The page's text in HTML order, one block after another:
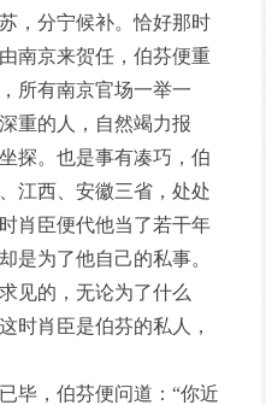
，分宁候补。恰好那时
南京来贺任，伯芬便重
所有南京官场一举一
重的人，自然竭力报
探。也是事有凑巧，伯
江西、安徽三省，处处
肖臣便代他当了若干年
是为了他自己的私事。
见的，无论为了什么
时肖臣是伯芬的私人，
毕，伯芬便问道：“你近